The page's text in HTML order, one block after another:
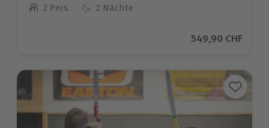
Anzahl der Teilnehmer
2 Pers. 2 Nächte
Aktueller Preis
549,90 CHF